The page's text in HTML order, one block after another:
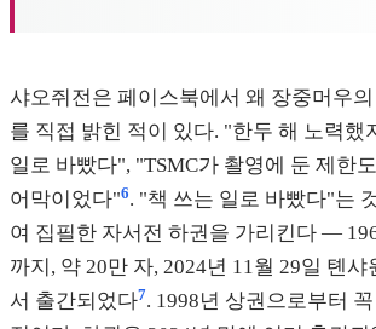
샤오쥐전은 페이스북에서 왜 장중머우의
를 직접 밝힌 적이 있다. "한두 해 노력했
일로 바빴다", "TSMC가 촬영에 둔 제한
어막이었다"6. "책 쓰는 일로 바빴다"는
여 집필한 자서전 하권을 가리킨다 —
까지, 약 20만 자, 2024년 11월 29일 톈샤
서 출간되었다7. 1998년 상권으로부터 꼭